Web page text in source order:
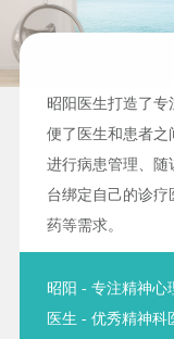
昭阳医生打造了
便了医生和患者之
进行病患管理、随
台绑定自己的诊
药等需求。
昭阳 - 专注精神心
医生 - 优秀精神科